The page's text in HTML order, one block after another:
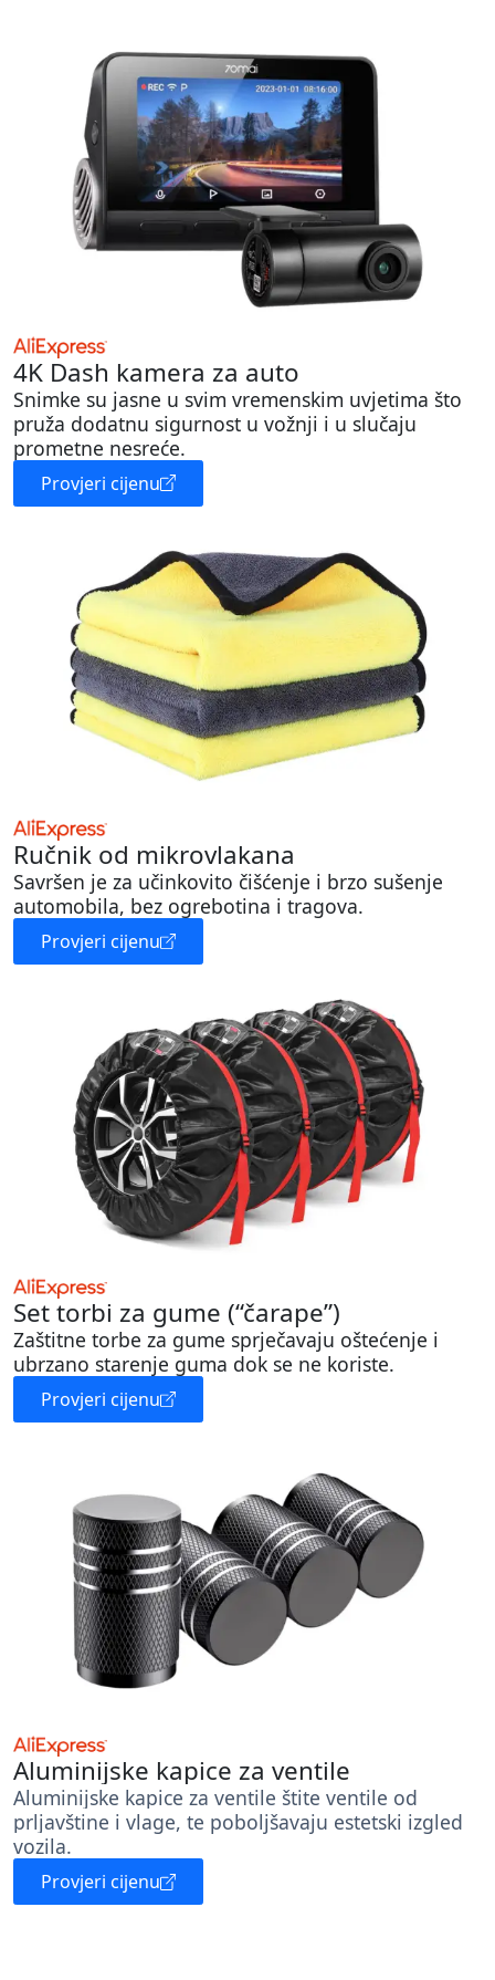
4K Dash kamera za auto
Snimke su jasne u svim vremenskim uvjetima što
pruža dodatnu sigurnost u vožnji i u slučaju
prometne nesreće.
Provjeri cijenu
Ručnik od mikrovlakana
Savršen je za učinkovito čišćenje i brzo sušenje
automobila, bez ogrebotina i tragova.
Provjeri cijenu
Set torbi za gume (“čarape”)
Zaštitne torbe za gume sprječavaju oštećenje i
ubrzano starenje guma dok se ne koriste.
Provjeri cijenu
Aluminijske kapice za ventile
Aluminijske kapice za ventile štite ventile od
prljavštine i vlage, te poboljšavaju estetski izgled
vozila.
Provjeri cijenu